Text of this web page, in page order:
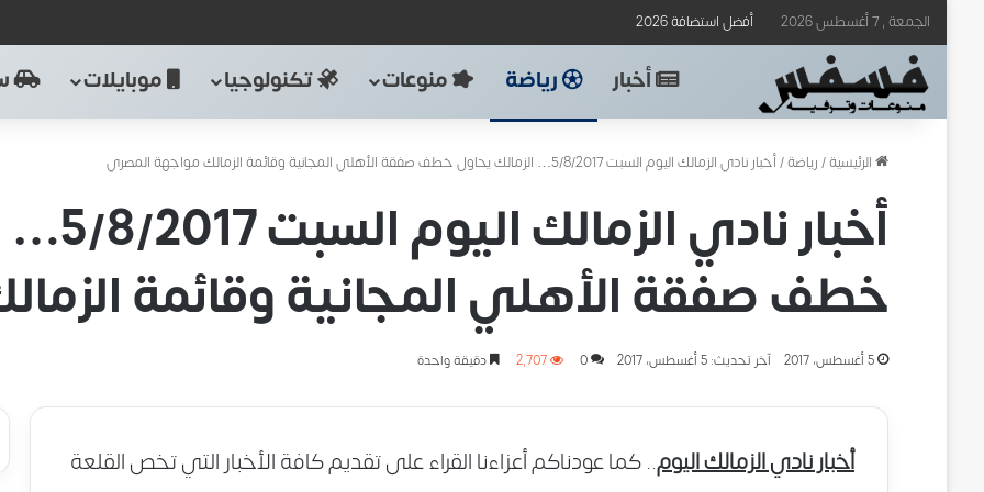
الجمعة , 7 أغسطس 2026 أفضل استضافة 2026
أخبار رياضة منوعات تكنولوجيا موبايلات
الرئيسية/رياضة/أخبار نادي الزمالك اليوم السبت 5/8/2017… الزمالك يحاول خطف صفقة الأهلي المجانية وقائمة الزمالك مواجهة المصري
أخبار
خطف صفقة الأهلي المجانية وقائمة
5 أغسطس، 2017 آخر تحديث: 5 أغسطس، 2017 0 2٬707 دقيقة واحدة
أخبار نادي الزمالك اليوم.. كما عودناكم أعزاءنا القراء على تقديم كافة الأخبار التي تخص القلعة